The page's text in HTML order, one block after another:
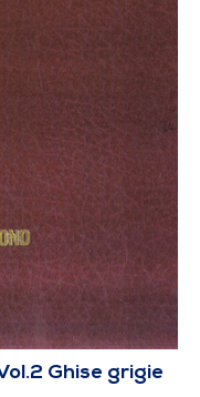
Ghise grigie